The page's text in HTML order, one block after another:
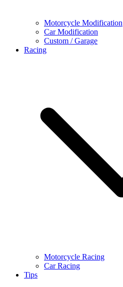
Motorcycle Modification
Car Modification
Custom / Garage
Racing
Motorcycle Racing
Car Racing
Tips